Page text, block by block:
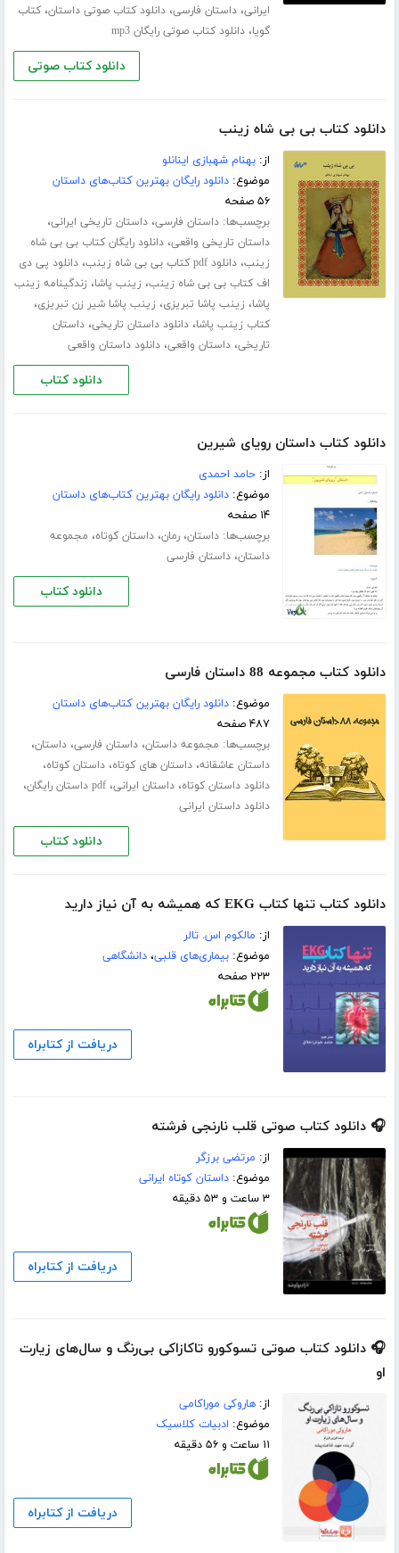
ایرانی،داستان فارسی،دانلود کتاب صوتی داستان،کتاب
گویا،دانلود کتاب صوتی رایگان mp3
دانلود کتاب صوتی
دانلود کتاب بی بی شاه زینب
از:بهنام شهبازی اینانلو
موضوع:دانلود رایگان بهترین کتاب‌های داستان
۵۶ صفحه
برچسب‌ها:داستان فارسی،داستان تاریخی ایرانی،
داستان تاریخی واقعی،دانلود رایگان کتاب بی بی شاه
زینب،دانلود pdf کتاب بی بی شاه زینب ،دانلود پی دی
اف کتاب بی بی شاه زینب، زینب پاشا، زندگینامه زینب
پاشا، زینب پاشا تبریزی، زینب پاشا شیر زن تبریزی،
کتاب زینب پاشا،دانلود داستان تاریخی،داستان
تاریخی،داستان واقعی،دانلود داستان واقعی
دانلود کتاب
دانلود کتاب داستان رویای شیرین
از:حامد احمدی
موضوع:دانلود رایگان بهترین کتاب‌های داستان
۱۴ صفحه
برچسب‌ها:داستان،رمان،داستان کوتاه، مجموعه
داستان،داستان فارسی
دانلود کتاب
دانلود کتاب مجموعه 88 داستان فارسی
موضوع:دانلود رایگان بهترین کتاب‌های داستان
۴۸۷ صفحه
برچسب‌ها: مجموعه داستان،داستان فارسی،داستان،
داستان عاشقانه،داستان های کوتاه،داستان کوتاه،
دانلود داستان کوتاه،داستان ایرانی،pdf داستان رایگان ،
دانلود داستان ایرانی
دانلود کتاب
دانلود کتاب تنها کتاب EKG که همیشه به آن نیاز دارید
از: مالکوم اس. تالر
موضوع:بیماری‌های قلبی،دانشگاهی
۲۲۳ صفحه
دریافت از کتابراه
🎧 دانلود کتاب صوتی قلب نارنجی فرشته
از: مرتضی برزگر
موضوع:داستان کوتاه ایرانی
۳ ساعت و ۵۳ دقیقه
دریافت از کتابراه
🎧 دانلود کتاب صوتی تسوکورو تاکازاکی بی‌رنگ و سال‌های زیارت
او
از:هاروکی موراکامی
موضوع: ادبیات کلاسیک
۱۱ ساعت و ۵۶ دقیقه
دریافت از کتابراه